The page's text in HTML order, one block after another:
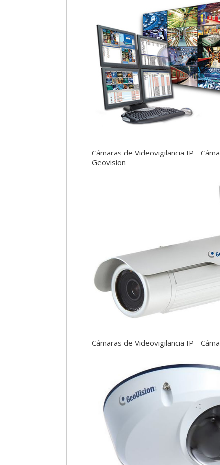
Cámaras de Videovigilancia IP -
Geovision
Cámaras de Videovigilancia IP -